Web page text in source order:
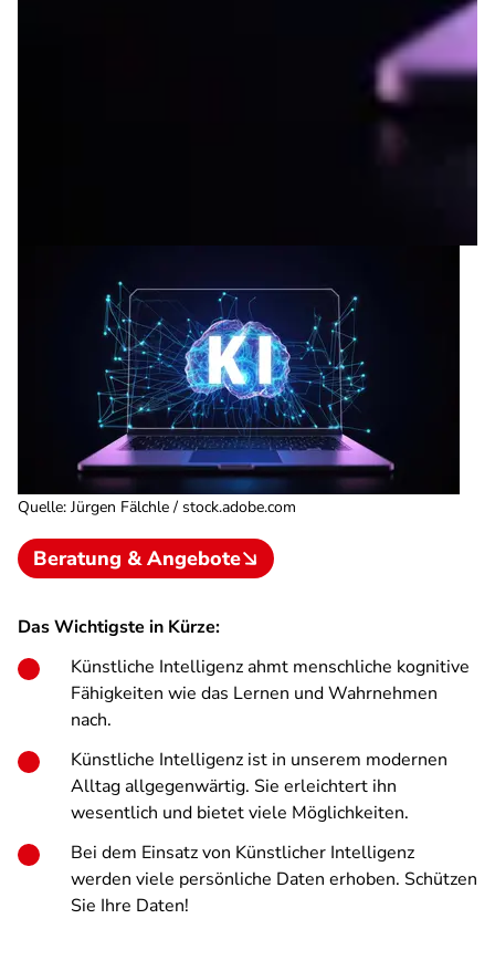
Quelle: Jürgen Fälchle / stock.adobe.com
Beratung & Angebote
Das Wichtigste in Kürze:
Künstliche Intelligenz ahmt menschliche kognitive
Fähigkeiten wie das Lernen und Wahrnehmen
nach.
Künstliche Intelligenz ist in unserem modernen
Alltag allgegenwärtig. Sie erleichtert ihn
wesentlich und bietet viele Möglichkeiten.
Bei dem Einsatz von Künstlicher Intelligenz
werden viele persönliche Daten erhoben. Schützen
Sie Ihre Daten!